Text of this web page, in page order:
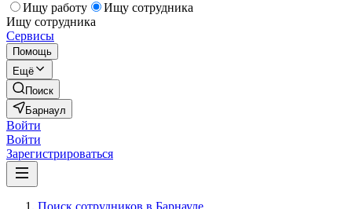
Ищу работу
Ищу сотрудника
Ищу сотрудника
Сервисы
Помощь
Ещё
Поиск
Барнаул
Войти
Войти
Зарегистрироваться
Поиск сотрудников в Барнауле